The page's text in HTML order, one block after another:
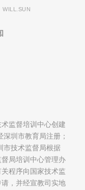
WILL.SUN
监督培训中心创建
圳市教育局注册；
市技术监督局根据
督局培训中心管理办
程序向国家技术监
，并经宣教司实地